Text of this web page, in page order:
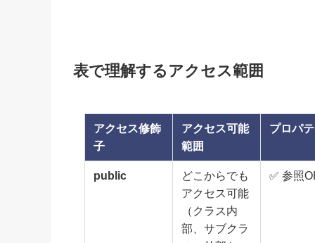
表で理解するアクセス範囲
アクセス修飾
子
アクセス可能
範囲
プロパ
public
どこからでも
アクセス可能
（クラス内
部、サブクラ
✅ 参照